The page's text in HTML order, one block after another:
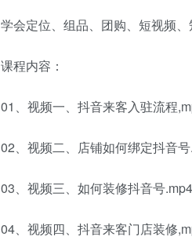
学会定位、组品、团购、短视频
课程内容：
01、视频一、抖音来客入驻流程
02、视频二、店铺如何绑定抖音
03、视频三、如何装修抖音号.mp4
04、视频四、抖音来客门店装修